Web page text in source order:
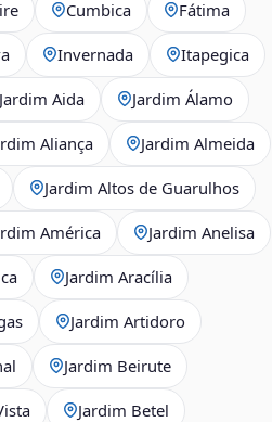
Cumbica Fátima
Invernada Itapegica
Jardim Aida Jardim Álamo
Aliança Jardim Almeida
Jardim Altos de Guarulhos
América Jardim Anelisa
Jardim Aracília
Jardim Artidoro
Jardim Beirute
Jardim Betel